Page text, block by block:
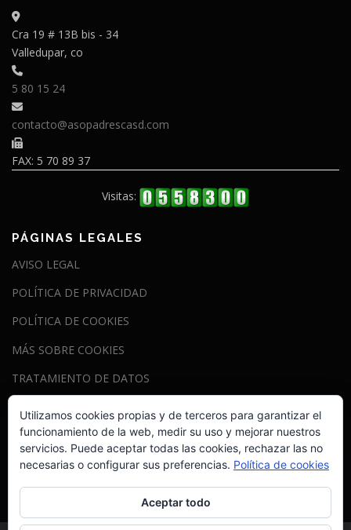
Cra 19 # 13B bis - 34
Valledupar, co
5 80 15 24
contacto@asopadrescasd.com
FAX: 5 70 89 37
Visitas:
PÁGINAS LEGALES
AVISO LEGAL
POLÍTICA DE PRIVACIDAD
POLÍTICA DE COOKIES
MÁS SOBRE COOKIES
TRATAMIENTO DE DATOS
Esta web está bajo unalicencia de Creative Commons
Reconocimiento 2.0 Genérica.
Utilizamos cookies propias y de terceros para garantizar el
funcionamiento de la web, medir su uso y mejorar nuestros
servicios. Puede aceptar todas las cookies, rechazar las no
necesarias o configurar sus preferencias. Política de cookies
Aceptar todo